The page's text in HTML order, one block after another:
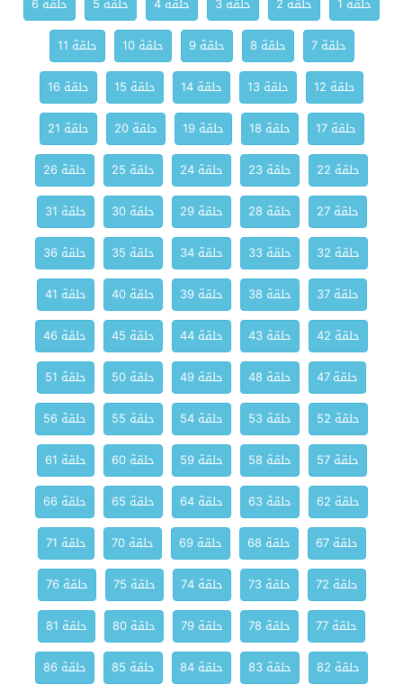
حلقة 7
حلقة 8 حلقة 9 حلقة 10
حلقة 11
حلقة 12
حلقة 13 حلقة 14 حلقة 15
حلقة 16
حلقة 17
حلقة 18 حلقة 19 حلقة 20
حلقة 21
حلقة 22
حلقة 23 حلقة 24 حلقة 25
حلقة 26
حلقة 27
حلقة 28 حلقة 29 حلقة 30
حلقة 31
حلقة 32
حلقة 33 حلقة 34 حلقة 35
حلقة 36
حلقة 37
حلقة 38 حلقة 39 حلقة 40
حلقة 41
حلقة 42
حلقة 43 حلقة 44 حلقة 45
حلقة 46
حلقة 47
حلقة 48 حلقة 49 حلقة 50
حلقة 51
حلقة 52
حلقة 53 حلقة 54 حلقة 55
حلقة 56
حلقة 57
حلقة 58 حلقة 59 حلقة 60
حلقة 61
حلقة 62
حلقة 63 حلقة 64 حلقة 65
حلقة 66
حلقة 67
حلقة 68 حلقة 69 حلقة 70
حلقة 71
حلقة 72
حلقة 73 حلقة 74 حلقة 75
حلقة 76
حلقة 77
حلقة 78 حلقة 79 حلقة 80
حلقة 81
حلقة 82
حلقة 83 حلقة 84 حلقة 85 حلقة 86